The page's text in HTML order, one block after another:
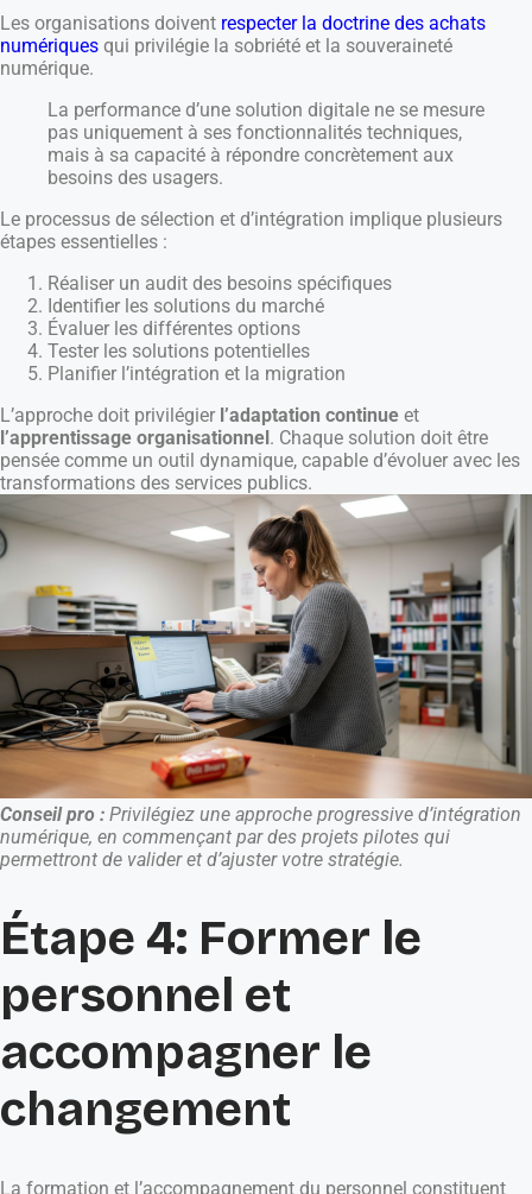
Les organisations doivent respecter la doctrine des achats
numériques qui privilégie la sobriété et la souveraineté
numérique.
La performance d’une solution digitale ne se mesure
pas uniquement à ses fonctionnalités techniques,
mais à sa capacité à répondre concrètement aux
besoins des usagers.
Le processus de sélection et d’intégration implique plusieurs
étapes essentielles :
Réaliser un audit des besoins spécifiques
Identifier les solutions du marché
Évaluer les différentes options
Tester les solutions potentielles
Planifier l’intégration et la migration
L’approche doit privilégier l’adaptation continue et
l’apprentissage organisationnel. Chaque solution doit être
pensée comme un outil dynamique, capable d’évoluer avec les
transformations des services publics.
Conseil pro : Privilégiez une approche progressive d’intégration
numérique, en commençant par des projets pilotes qui
permettront de valider et d’ajuster votre stratégie.
Étape 4: Former le
personnel et
accompagner le
changement
La formation et l’accompagnement du personnel constituent